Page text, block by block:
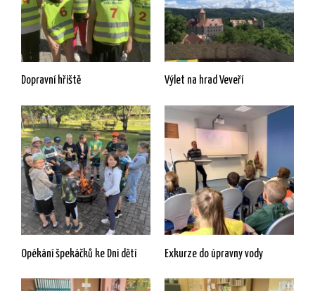
Dopravní hřiště Výlet na hrad Veveří
Opékání špekáčků ke Dni dětí Exkurze do úpravny vody